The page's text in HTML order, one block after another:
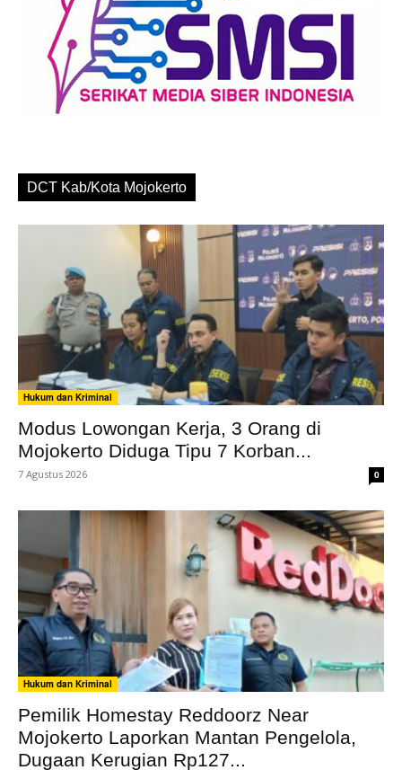
DCT Kab/Kota Mojokerto
Hukum dan Kriminal
Modus Lowongan Kerja, 3 Orang di
Mojokerto Diduga Tipu 7 Korban...
7 Agustus 2026 0
Hukum dan Kriminal
Pemilik Homestay Reddoorz Near
Mojokerto Laporkan Mantan Pengelola,
Dugaan Kerugian Rp127...